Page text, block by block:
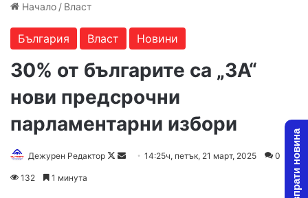
Начало / Власт
България Власт Новини
30% от българите са „ЗА“
нови предсрочни
парламентарни избори
Дежурен Редактор
Follow
Send14:25ч, петък, 21 март, 2025 0
132 1 минута Изпрати новина